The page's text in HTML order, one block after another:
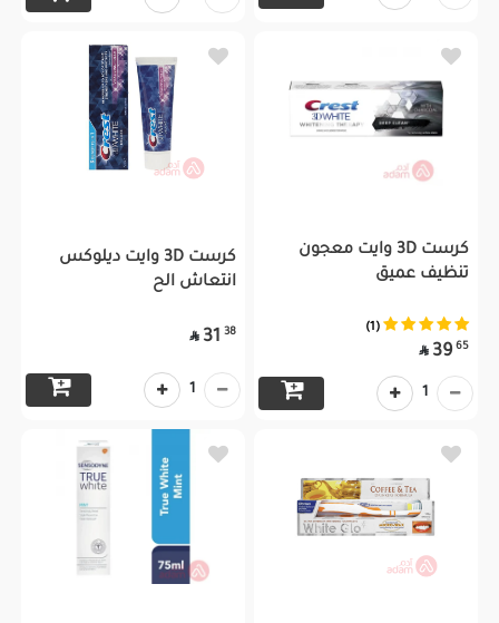
كرست 3D وايت معجون
تنظيف عميق
(1)
65
39

1
كرست 3D وايت ديلوكس
انتعاش الح
38
31

1